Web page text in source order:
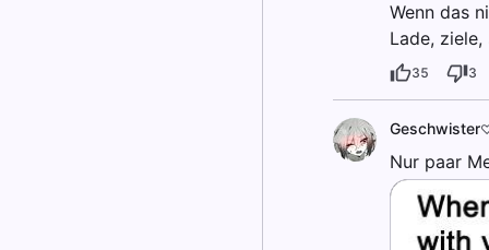
Wenn das
Lade, ziele,
35 3
Geschwister
Nur paar